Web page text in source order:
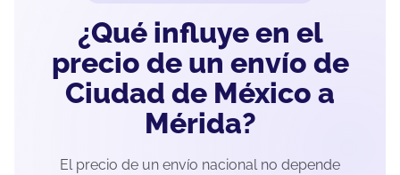
¿Qué influye en el
precio de un envío de
Ciudad de México a
Mérida?
El precio de un envío nacional no depende